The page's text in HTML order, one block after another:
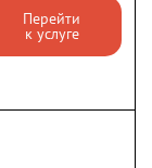
Перейти
к услуге